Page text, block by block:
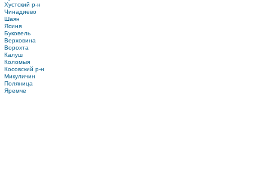
Хустский р-н
Чинадиево
Шаян
Ясиня
Буковель
Верховина
Ворохта
Калуш
Коломыя
Косовский р-н
Микуличин
Поляница
Яремче